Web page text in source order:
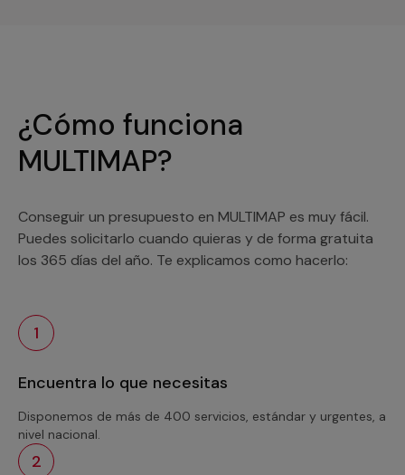
¿Cómo funciona
MULTIMAP?
Conseguir un presupuesto en MULTIMAP es muy fácil.
Puedes solicitarlo cuando quieras y de forma gratuita
los 365 días del año. Te explicamos como hacerlo:
1
Encuentra lo que necesitas
Disponemos de más de 400 servicios, estándar y urgentes, a
nivel nacional.
2